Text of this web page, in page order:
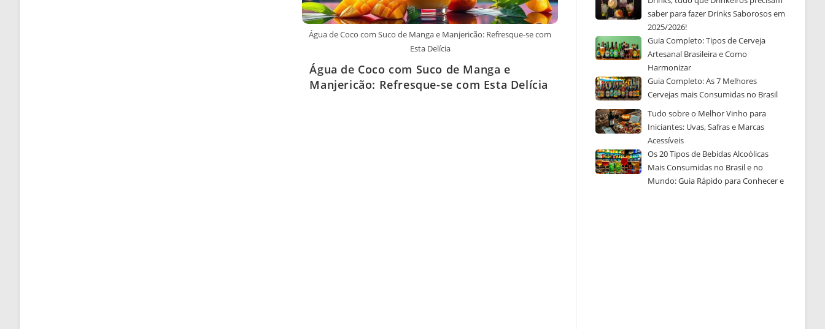
Água de Coco com Suco de Manga e Manjericão: Refresque-se com
Esta Delícia
Água de Coco com Suco de Manga e
Manjericão: Refresque-se com Esta Delícia
saber para fazer Drinks Saborosos em
2025/2026!
Guia Completo: Tipos de Cerveja
Artesanal Brasileira e Como
Harmonizar
Guia Completo: As 7 Melhores
Cervejas mais Consumidas no Brasil
Tudo sobre o Melhor Vinho para
Iniciantes: Uvas, Safras e Marcas
Acessíveis
Os 20 Tipos de Bebidas Alcoólicas
Mais Consumidas no Brasil e no
Mundo: Guia Rápido para Conhecer e